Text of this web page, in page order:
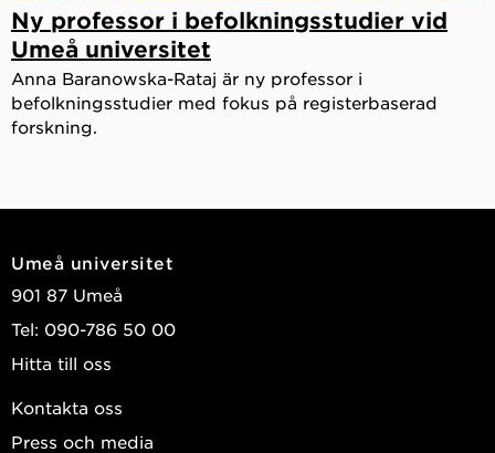
Ny professor i befolkningsstudier vid
Umeå universitet
Anna Baranowska-Rataj är ny professor i
befolkningsstudier med fokus på registerbaserad
forskning.
Umeå universitet
901 87 Umeå
Tel: 090-786 50 00
Hitta till oss
Kontakta oss
Press och media